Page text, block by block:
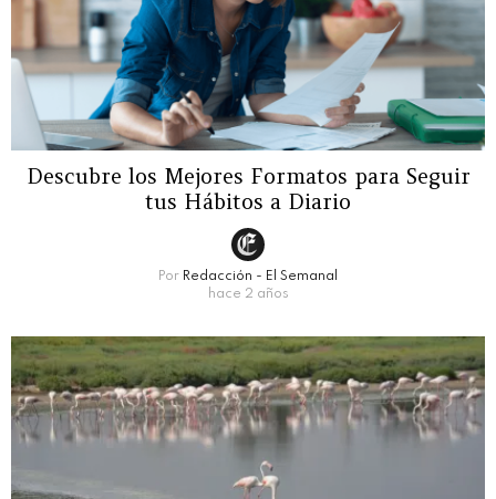
Descubre los Mejores Formatos para Seguir
tus Hábitos a Diario
Por Redacción - El Semanal
hace 2 años